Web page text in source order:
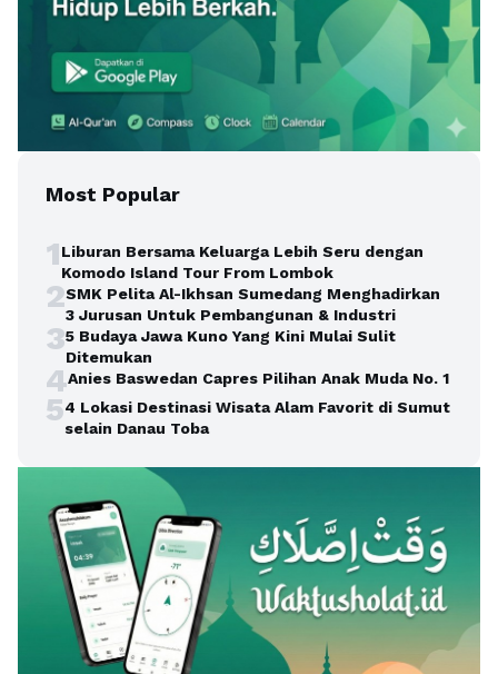
Most Popular
1Liburan Bersama Keluarga Lebih Seru dengan
Komodo Island Tour From Lombok
2SMK Pelita Al-Ikhsan Sumedang Menghadirkan
3 Jurusan Untuk Pembangunan & Industri
35 Budaya Jawa Kuno Yang Kini Mulai Sulit
Ditemukan
4Anies Baswedan Capres Pilihan Anak Muda No. 1
54 Lokasi Destinasi Wisata Alam Favorit di Sumut
selain Danau Toba